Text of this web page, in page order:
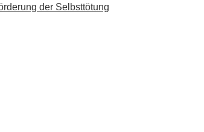
der Selbsttötung